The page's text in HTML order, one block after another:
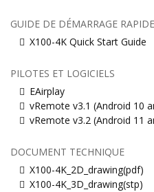
GUIDE DE DÉMARRAGE RAPIDE
X100-4K Quick Start Guide
PILOTES ET LOGICIELS
EAirplay
vRemote v3.1 (Android 10
vRemote v3.2 (Android 11
DOCUMENT TECHNIQUE
X100-4K_2D_drawing(pdf)
X100-4K_3D_drawing(stp)